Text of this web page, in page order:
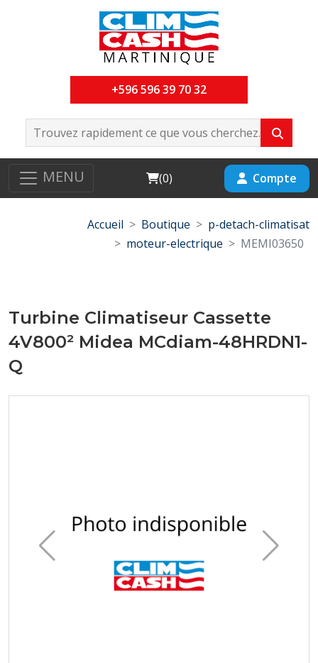
+596 596 39 70 32
MENU Cart
(0) Compte
Accueil Boutique
p-detach-climatisat
moteur-electrique
MEMI03650
Turbine Climatiseur Cassette
4V800² Midea MCdiam-48HRDN1-
Q